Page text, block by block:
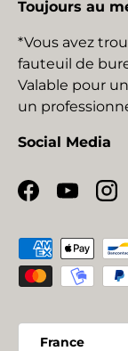
Toujours au
*Vous avez
fauteuil de
Valable pour
un
Social Media
Facebook
YouTube
Moyens de
France